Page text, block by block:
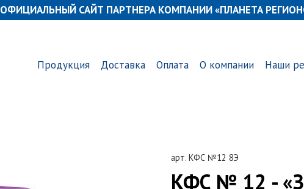
ОФИЦИАЛЬНЫЙ САЙТ ПАРТНЕРА КОМПАНИИ «ПЛАНЕТА
Продукция Доставка Оплата О компании Наши
арт. КФС №12 8Э
КФС № 12 -